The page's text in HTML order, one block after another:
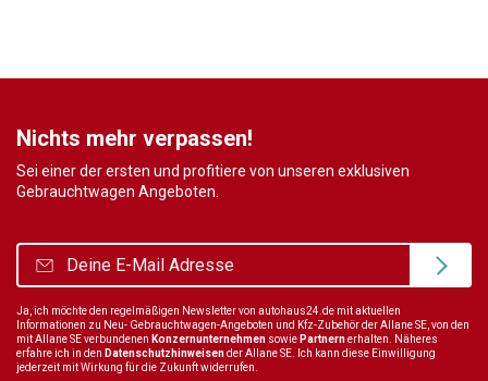
Nichts mehr verpassen!
Sei einer der ersten und profitiere von unseren exklusiven
Gebrauchtwagen Angeboten.
Ja, ich möchte den regelmäßigen Newsletter von autohaus24.de mit aktuellen
Informationen zu Neu- Gebrauchtwagen-Angeboten und Kfz-Zubehör der Allane SE, von den
mit Allane SE verbundenen Konzernunternehmen sowie Partnernerhalten. Näheres
erfahre ich in den Datenschutzhinweisender Allane SE. Ich kann diese Einwilligung
jederzeit mit Wirkung für die Zukunft widerrufen.